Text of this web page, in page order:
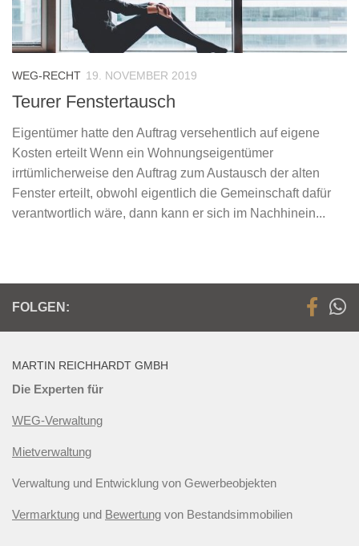
WEG-RECHT 19. NOVEMBER 2019
Teurer Fenstertausch
Eigentümer hatte den Auftrag versehentlich auf eigene
Kosten erteilt Wenn ein Wohnungseigentümer
irrtümlicherweise den Auftrag zum Austausch der alten
Fenster erteilt, obwohl eigentlich die Gemeinschaft dafür
verantwortlich wäre, dann kann er sich im Nachhinein...
FOLGEN:
MARTIN REICHHARDT GMBH
Die Experten für
WEG-Verwaltung
Mietverwaltung
Verwaltung und Entwicklung von Gewerbeobjekten
Vermarktung und Bewertung von Bestandsimmobilien